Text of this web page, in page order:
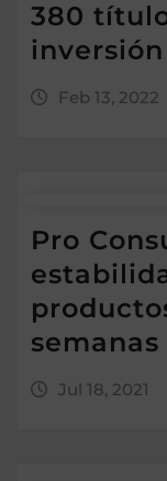
380
inversión
Feb 13, 2022
Pro
semanas
Jul 18, 2021